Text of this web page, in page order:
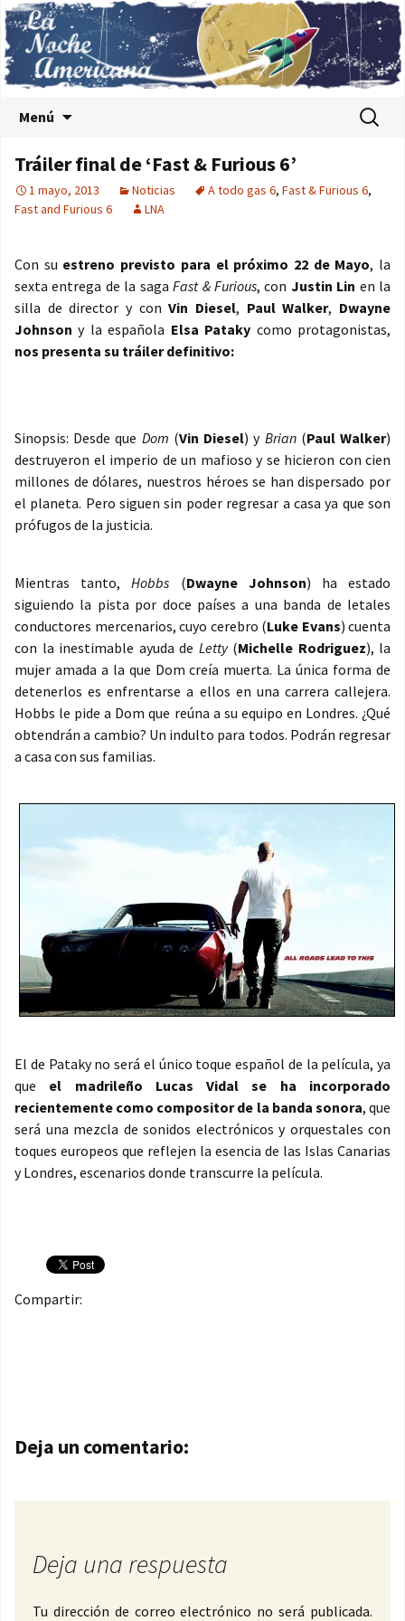
Menú Buscar:
Tráiler final de ‘Fast & Furious 6’
1 mayo, 2013 Noticias A todo gas 6, Fast & Furious 6,
Fast and Furious 6
LNA
Con su estreno previsto para el próximo 22 de Mayo, la
sexta entrega de la sagaFast & Furious, con Justin Lin en la
silla de director y conVin Diesel, Paul Walker, Dwayne
Johnsony la española Elsa Pataky como protagonistas,
nos presenta su tráiler definitivo:
Sinopsis: Desde que Dom (Vin Diesel) y Brian(Paul Walker)
destruyeron el imperio de un mafioso y se hicieron con cien
millones de dólares, nuestros héroes se han dispersado por
el planeta. Pero siguen sin poder regresar a casa ya que son
prófugos de la justicia.
Mientras tanto,Hobbs (Dwayne Johnson) ha estado
siguiendo la pista por doce países a una banda de letales
conductores mercenarios, cuyo cerebro (Luke Evans) cuenta
con la inestimable ayuda de Letty(Michelle Rodriguez), la
mujer amada a la que Dom creía muerta. La única forma de
detenerlos es enfrentarse a ellos en una carrera callejera.
Hobbs le pide a Dom que reúna a su equipo en Londres. ¿Qué
obtendrán a cambio? Un indulto para todos. Podrán regresar
a casa con sus familias.
El de Pataky no será el único toque español de la película, ya
que el madrileño Lucas Vidal se ha incorporado
recientemente como compositor de la banda sonora, que
será una mezcla de sonidos electrónicos y orquestales con
toques europeos que reflejen la esencia de las Islas Canarias
y Londres, escenarios donde transcurre la película.
Compartir:
Navegación de entradas
Deja un comentario:
Deja una respuesta
Tu dirección de correo electrónico no será publicada.